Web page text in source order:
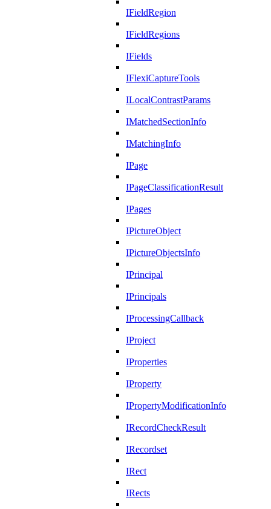
IFieldRegion
IFieldRegions
IFields
IFlexiCaptureTools
ILocalContrastParams
IMatchedSectionInfo
IMatchingInfo
IPage
IPageClassificationResult
IPages
IPictureObject
IPictureObjectsInfo
IPrincipal
IPrincipals
IProcessingCallback
IProject
IProperties
IProperty
IPropertyModificationInfo
IRecordCheckResult
IRecordset
IRect
IRects